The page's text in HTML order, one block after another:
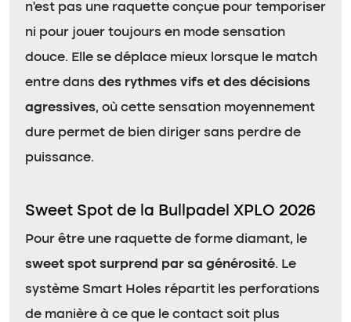
n’est pas une raquette conçue pour temporiser
ni pour jouer toujours en mode sensation
douce. Elle se déplace mieux lorsque le match
entre dans des rythmes vifs et des décisions
agressives, où cette sensation moyennement
dure permet de bien diriger sans perdre de
puissance.
Sweet Spot de la Bullpadel XPLO 2026
Pour être une raquette de forme diamant, le
sweet spot surprend par sa générosité. Le
système Smart Holes répartit les perforations
de manière à ce que le contact soit plus